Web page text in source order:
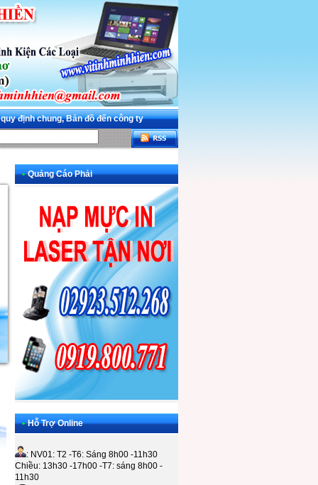
định chung, Bản đồ đến công ty
• Quảng Cáo Phải
• Hỗ Trợ Online
: NV01: T2 -T6: Sáng 8h00 -11h30
Chiều: 13h30 -17h00 -T7: sáng 8h00 -
11h30